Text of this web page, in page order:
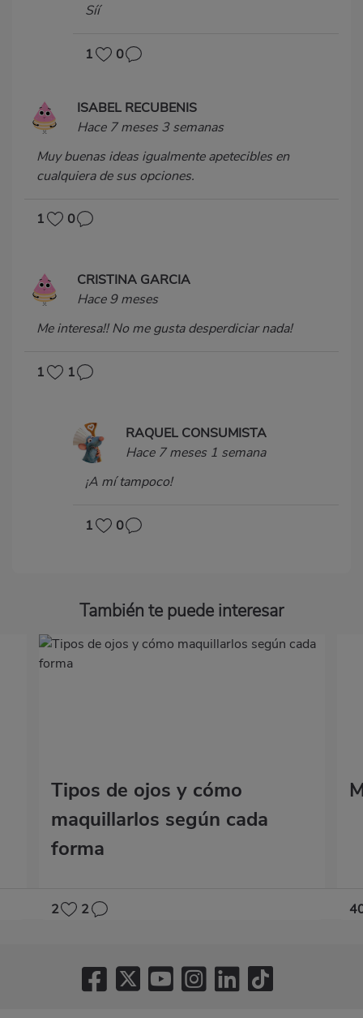
Síí
1 0
ISABEL RECUBENIS
Hace 7 meses 3 semanas
Muy buenas ideas igualmente apetecibles en
cualquiera de sus opciones.
1 0
CRISTINA GARCIA
Hace 9 meses
Me interesa!! No me gusta desperdiciar nada!
1 1
RAQUEL CONSUMISTA
Hace 7 meses 1 semana
¡A mí tampoco!
1 0
También te puede interesar
Tipos de ojos y cómo
maquillarlos según cada
forma
2 2